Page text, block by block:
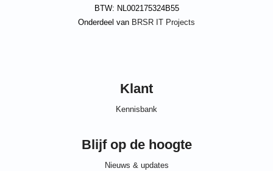
BTW: NL002175324B55
Onderdeel van BRSR IT Projects
Klant
Kennisbank
Blijf op de hoogte
Nieuws & updates